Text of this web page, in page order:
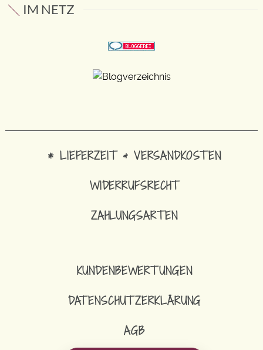
IM NETZ
* LIEFERZEIT & VERSANDKOSTEN
WIDERRUFSRECHT
ZAHLUNGSARTEN
KUNDENBEWERTUNGEN
DATENSCHUTZERKLÄRUNG
AGB